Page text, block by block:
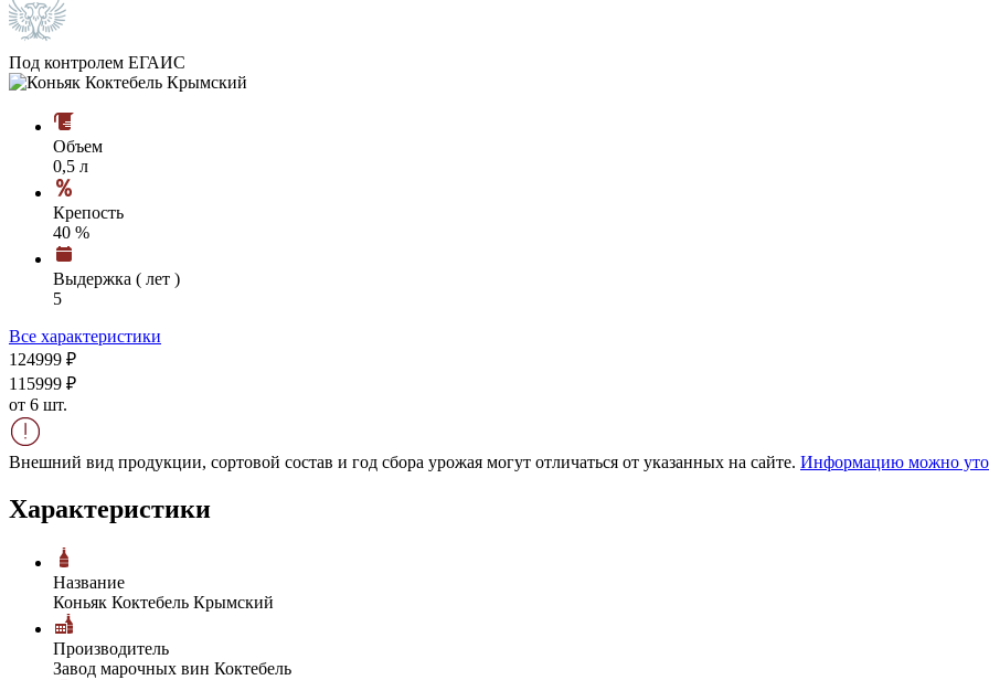
Под контролем ЕГАИС
Объем
0,5 л
Крепость
40 %
Выдержка ( лет )
5
Все характеристики
124999 ₽
115999 ₽
от 6 шт.
Внешний вид продукции, сортовой состав и год сбора урожая могут отличаться от указанных на сайте. Информацию можно
Характеристики
Название
Коньяк Коктебель Крымский
Производитель
Завод марочных вин Коктебель